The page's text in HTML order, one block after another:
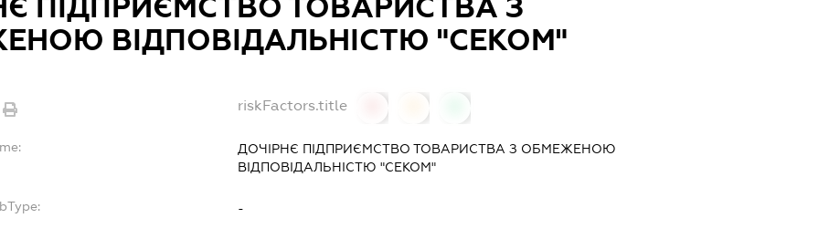
ПІДПРИЄМСТВО ТОВАРИСТВА З
ВІДПОВІДАЛЬНІСТЮ "СЕКОМ"
riskFactors.title
ДОЧІРНЄ ПІДПРИЄМСТВО ТОВАРИСТВА З ОБМЕЖЕНОЮ
ВІДПОВІДАЛЬНІСТЮ "СЕКОМ"
-